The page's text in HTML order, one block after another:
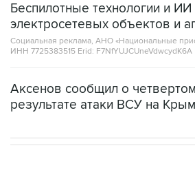
Беспилотные технологии и
электросетевых объектов и
Социальная реклама, АНО «Национальные
ИНН 7725383515 Erid: F7NfYUJCUneVdwcydK6A
Аксенов сообщил о
результате атаки ВСУ на Крым